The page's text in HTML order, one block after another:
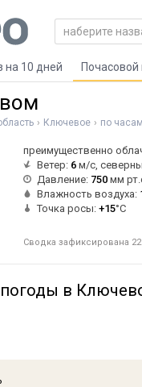
на 10 дней Почасовой
Ключевое по часам
преимущественно
Ветер: 6 м/с,
Давление: 750 мм
Влажность воздуха:
Точка росы: +15°C
Сводка зафиксирована
в